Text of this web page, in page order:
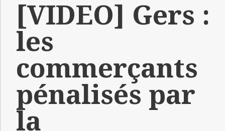
[VIDEO] Gers :
les
commerçants
pénalisés par
la